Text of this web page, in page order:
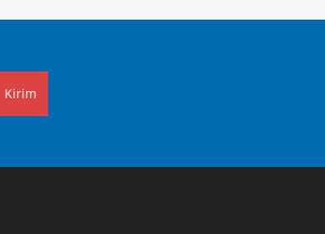
Kirim